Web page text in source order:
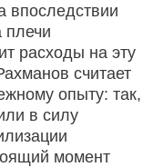
впоследствии
плечи
расходы на эту
считает
опыту: так,
в силу
момент